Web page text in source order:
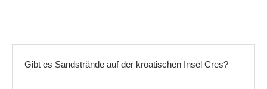
Gibt es Sandstrände auf der kroatischen Insel Cres?